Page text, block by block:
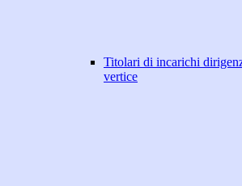
Titolari di incarichi
vertice